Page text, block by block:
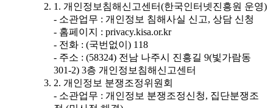
1. 개인정보침해신고센터(한국인터넷진흥원 운영)
- 소관업무 : 개인정보 침해사실 신고, 상담 신청
- 홈페이지 : privacy.kisa.or.kr
- 전화 : (국번없이) 118
- 주소 : (58324) 전남 나주시 진흥길 9(빛가람동
301-2) 3층 개인정보침해신고센터
2. 개인정보 분쟁조정위원회
- 소관업무 : 개인정보 분쟁조정신청, 집단분쟁조